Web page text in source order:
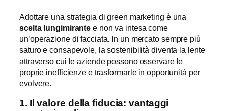
Adottare una strategia di green marketing è una
scelta lungimirante e non va intesa come
un’operazione di facciata. In un mercato sempre più
saturo e consapevole, la sostenibilità diventa la lente
attraverso cui le aziende possono osservare le
proprie inefficienze e trasformarle in opportunità per
evolvere.
1. Il valore della fiducia: vantaggi